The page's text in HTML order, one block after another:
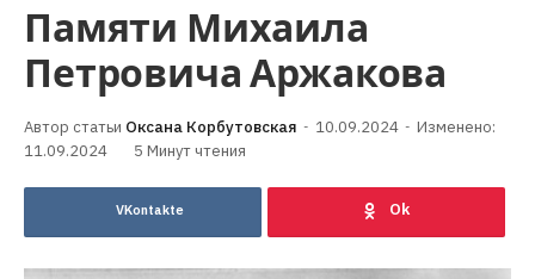
Памяти Михаила
Петровича Аржакова
Оксана Корбутовская 10.09.2024
Изменено:
11.09.2024
5 Минут чтения
VKontakte